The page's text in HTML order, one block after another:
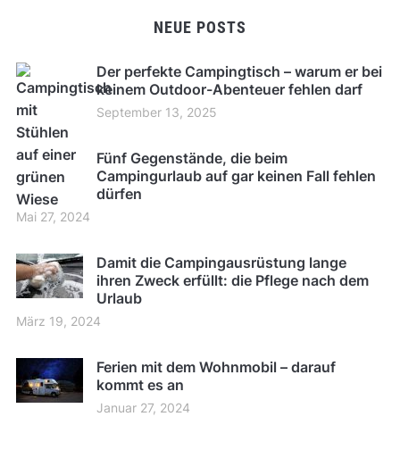
NEUE POSTS
Der perfekte Campingtisch – warum er bei
keinem Outdoor-Abenteuer fehlen darf
September 13, 2025
Fünf Gegenstände, die beim
Campingurlaub auf gar keinen Fall fehlen
dürfen
Mai 27, 2024
Damit die Campingausrüstung lange
ihren Zweck erfüllt: die Pflege nach dem
Urlaub
März 19, 2024
Ferien mit dem Wohnmobil – darauf
kommt es an
Januar 27, 2024